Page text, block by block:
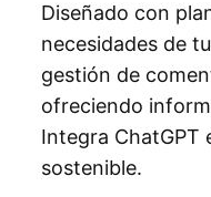
Diseñado con
necesidades de
gestión de
ofreciendo
Integra ChatGPT
sostenible.